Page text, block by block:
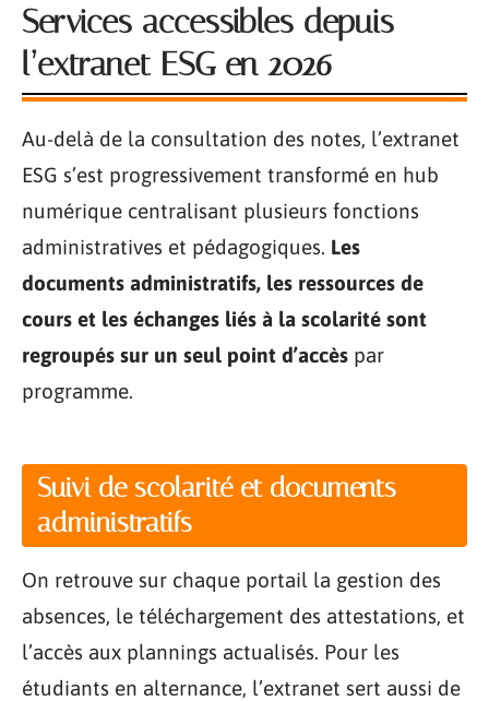
Services accessibles depuis
l’extranet ESG en 2026
Au-delà de la consultation des notes, l’extranet
ESG s’est progressivement transformé en hub
numérique centralisant plusieurs fonctions
administratives et pédagogiques. Les
documents administratifs, les ressources de
cours et les échanges liés à la scolarité sont
regroupés sur un seul point d’accès par
programme.
Suivi de scolarité et documents
administratifs
On retrouve sur chaque portail la gestion des
absences, le téléchargement des attestations, et
l’accès aux plannings actualisés. Pour les
étudiants en alternance, l’extranet sert aussi de